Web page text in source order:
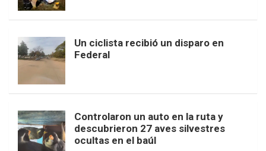
Un ciclista recibió un disparo en
Federal
Controlaron un auto en la ruta y
descubrieron 27 aves silvestres
ocultas en el baúl